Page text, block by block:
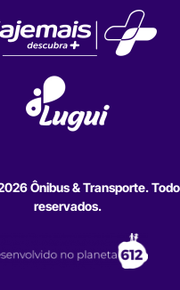
Ônibus & Transporte.
reservados.